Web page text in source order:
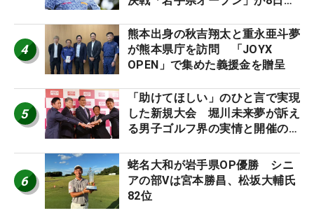
4
熊本出身の秋吉翔太と重永亜斗夢
が熊本県庁を訪問 「JOYX
OPEN」で集めた義援金を贈呈
5
「助けてほしい」のひと言で実現
した新規大会 堀川未来夢が訴え
る男子ゴルフ界の実情と開催の舞
6
蛯名大和が岩手県OP優勝 シニ
アの部Vは宮本勝昌、松坂大輔氏
82位